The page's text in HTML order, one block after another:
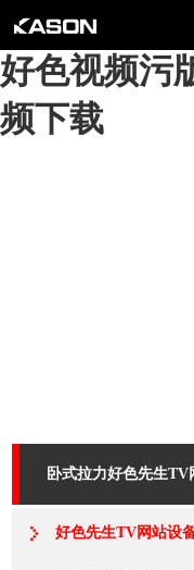
好色先生软
好色视频污
频下载
卧式拉力好色先生TV
好色先生TV网站设